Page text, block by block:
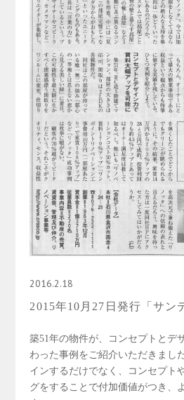
2016.2.18
2015年10月27日発行「サン
築51年の物件が、コンセプトとデ
わった事例をご紹介いただきまし
インするだけでなく、コンセプト
グをすることで付加価値がつき、